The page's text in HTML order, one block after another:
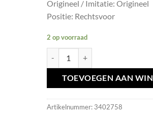
Origineel / Imitatie: Origineel
Positie: Rechtsvoor
2 op voorraad
TOEVOEGEN AAN
Artikelnummer: 3402758